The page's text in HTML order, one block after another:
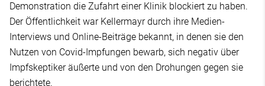
Demonstration die Zufahrt einer Klinik blockiert zu haben.
Der Öffentlichkeit war Kellermayr durch ihre Medien-
Interviews und Online-Beiträge bekannt, in denen sie den
Nutzen von Covid-Impfungen bewarb, sich negativ über
Impfskeptiker äußerte und von den Drohungen gegen sie
berichtete.